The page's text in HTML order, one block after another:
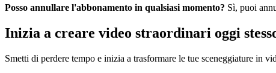
Posso annullare l'abbonamento in qualsiasi momento? Sì, puoi
Inizia a creare video straordinari oggi
Smetti di perdere tempo e inizia a trasformare le tue sceneggiature in